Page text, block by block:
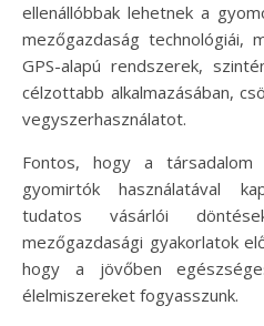
ellenállóbbak lehetnek a
mezőgazdaság technológiái,
GPS-alapú rendszerek,
célzottabb alkalmazásában,
vegyszerhasználatot.
Fontos, hogy a társadalom
gyomirtók használatával
tudatos vásárlói
mezőgazdasági gyakorlatok
hogy a jövőben
élelmiszereket fogyasszunk.